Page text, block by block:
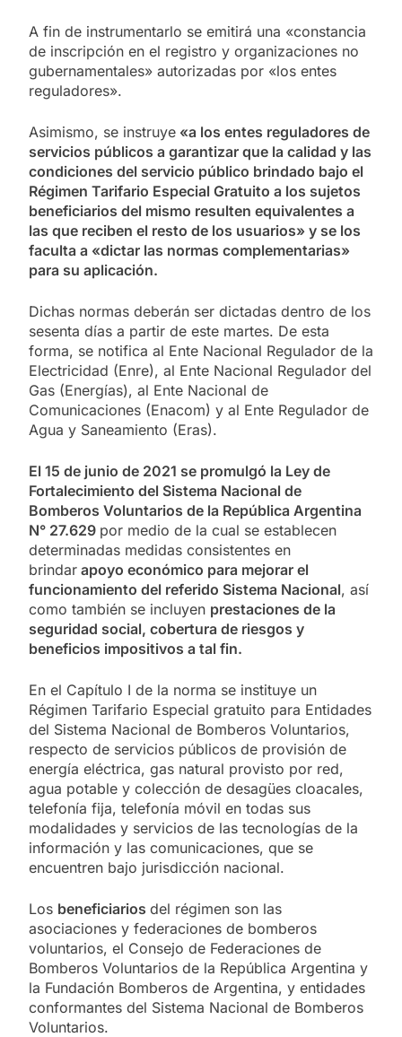
A fin de instrumentarlo se emitirá una «constancia
de inscripción en el registro y organizaciones no
gubernamentales» autorizadas por «los entes
reguladores».
Asimismo, se instruye «a los entes reguladores de
servicios públicos a garantizar que la calidad y las
condiciones del servicio público brindado bajo el
Régimen Tarifario Especial Gratuito a los sujetos
beneficiarios del mismo resulten equivalentes a
las que reciben el resto de los usuarios» y se los
faculta a «dictar las normas complementarias»
para su aplicación.
Dichas normas deberán ser dictadas dentro de los
sesenta días a partir de este martes. De esta
forma, se notifica al Ente Nacional Regulador de la
Electricidad (Enre), al Ente Nacional Regulador del
Gas (Energías), al Ente Nacional de
Comunicaciones (Enacom) y al Ente Regulador de
Agua y Saneamiento (Eras).
El 15 de junio de 2021 se promulgó la Ley de
Fortalecimiento del Sistema Nacional de
Bomberos Voluntarios de la República Argentina
N° 27.629 por medio de la cual se establecen
determinadas medidas consistentes en
brindar apoyo económico para mejorar el
funcionamiento del referido Sistema Nacional, así
como también se incluyen prestaciones de la
seguridad social, cobertura de riesgos y
beneficios impositivos a tal fin.
En el Capítulo I de la norma se instituye un
Régimen Tarifario Especial gratuito para Entidades
del Sistema Nacional de Bomberos Voluntarios,
respecto de servicios públicos de provisión de
energía eléctrica, gas natural provisto por red,
agua potable y colección de desagües cloacales,
telefonía fija, telefonía móvil en todas sus
modalidades y servicios de las tecnologías de la
información y las comunicaciones, que se
encuentren bajo jurisdicción nacional.
Los beneficiarios del régimen son las
asociaciones y federaciones de bomberos
voluntarios, el Consejo de Federaciones de
Bomberos Voluntarios de la República Argentina y
la Fundación Bomberos de Argentina, y entidades
conformantes del Sistema Nacional de Bomberos
Voluntarios.